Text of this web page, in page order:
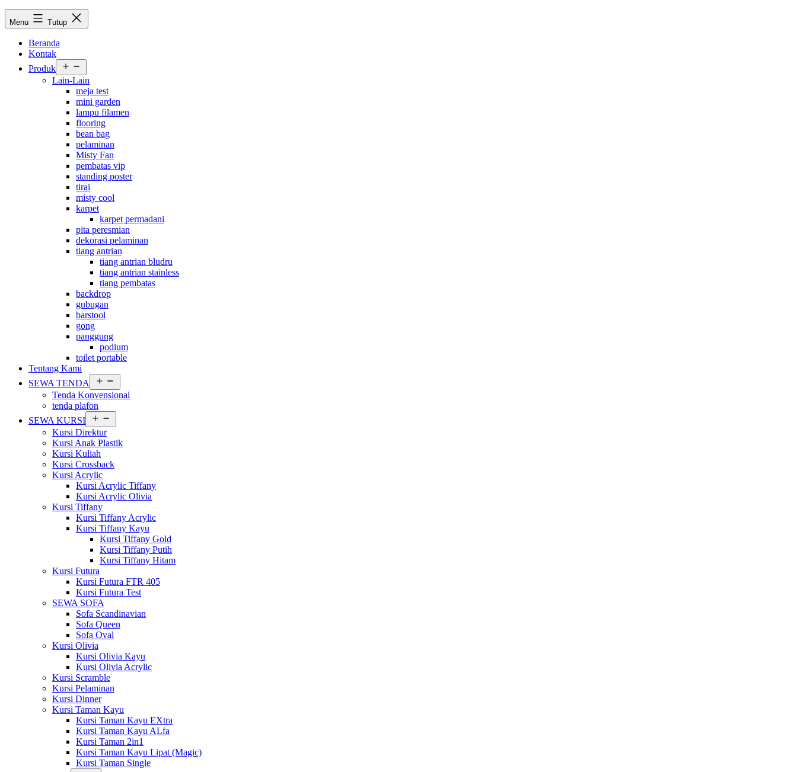
Menu Tutup
Beranda
Kontak
Produk
menu
Lain-Lain
meja test
mini garden
lampu filamen
flooring
bean bag
pelaminan
Misty Fan
pembatas vip
standing poster
tirai
misty cool
karpet
karpet permadani
pita peresmian
dekorasi pelaminan
tiang antrian
tiang antrian bludru
tiang antrian stainless
tiang pembatas
backdrop
gubugan
barstool
gong
panggung
podium
toilet portable
Tentang Kami
SEWA TENDA
menu
Tenda Konvensional
tenda plafon
SEWA KURSI
menu
Kursi Direktur
Kursi Anak Plastik
Kursi Kuliah
Kursi Crossback
Kursi Acrylic
Kursi Acrylic Tiffany
Kursi Acrylic Olivia
Kursi Tiffany
Kursi Tiffany Acrylic
Kursi Tiffany Kayu
Kursi Tiffany Gold
Kursi Tiffany Putih
Kursi Tiffany Hitam
Kursi Futura
Kursi Futura FTR 405
Kursi Futura Test
SEWA SOFA
Sofa Scandinavian
Sofa Queen
Sofa Oval
Kursi Olivia
Kursi Olivia Kayu
Kursi Olivia Acrylic
Kursi Scramble
Kursi Pelaminan
Kursi Dinner
Kursi Taman Kayu
Kursi Taman Kayu EXtra
Kursi Taman Kayu ALfa
Kursi Taman 2in1
Kursi Taman Kayu Lipat (Magic)
Kursi Taman Single